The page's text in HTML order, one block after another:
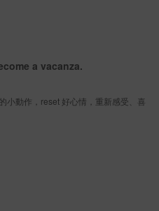
a vacanza.
小動作，reset 好心情，重新感受、喜